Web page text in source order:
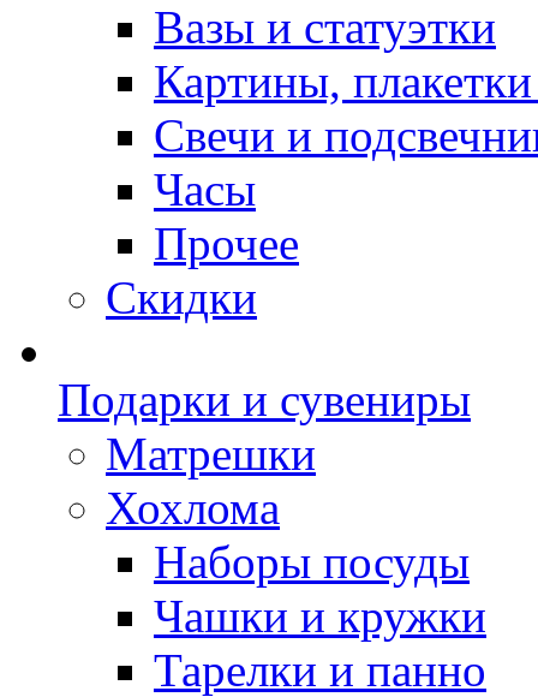
Вазы и статуэтки
Картины,
Свечи и
Часы
Прочее
Скидки
Подарки и сувениры
Матрешки
Хохлома
Наборы посуды
Чашки и кружки
Тарелки и панно